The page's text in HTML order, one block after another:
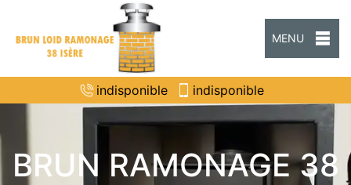
MENU
indisponible indisponible
BRUN RAMONAGE 38